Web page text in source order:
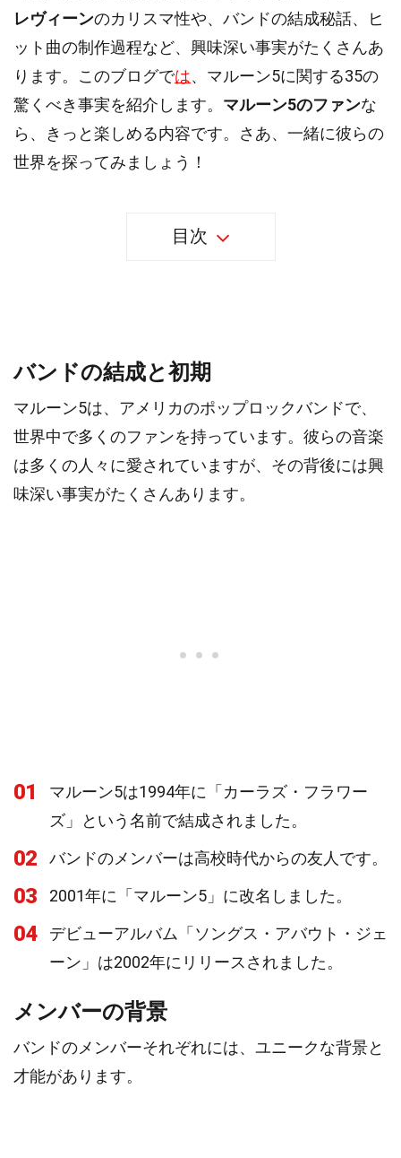
レヴィーンのカリスマ性や、バンドの結成秘話、ヒ
ット曲の制作過程など、興味深い事実がたくさんあ
ります。このブログでは、マルーン5に関する35の
驚くべき事実を紹介します。 マルーン5のファンな
ら、きっと楽しめる内容です。さあ、一緒に彼らの
世界を探ってみましょう！
目次
バンドの結成と初期
マルーン5は、アメリカのポップロックバンドで、
世界中で多くのファンを持っています。彼らの音楽
は多くの人々に愛されていますが、その背後には興
味深い事実がたくさんあります。
01
マルーン5は1994年に「カーラズ・フラワー
ズ」という名前で結成されました。
02 バンドのメンバーは高校時代からの友人です。
03 2001年に「マルーン5」に改名しました。
04
デビューアルバム「ソングス・アバウト・ジェ
ーン」は2002年にリリースされました。
メンバーの背景
バンドのメンバーそれぞれには、ユニークな背景と
才能があります。